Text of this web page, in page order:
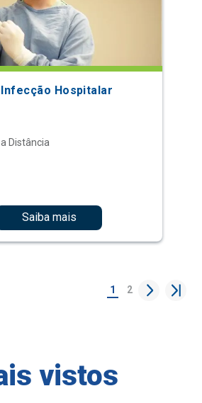
Hospitalar
Distância
Saiba mais
1 2
vistos